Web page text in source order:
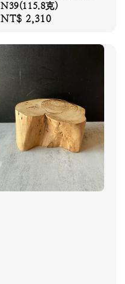
N39(115.8克)
Regular
NT$ 2,310